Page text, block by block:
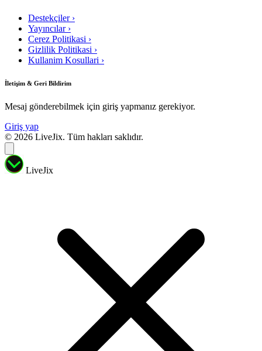
Destekçiler ›
Yayıncılar ›
Cerez Politikasi ›
Gizlilik Politikasi ›
Kullanim Kosullari ›
İletişim & Geri Bildirim
Mesaj gönderebilmek için giriş yapmanız gerekiyor.
Giriş yap
© 2026 LiveJix. Tüm hakları saklıdır.
LiveJix